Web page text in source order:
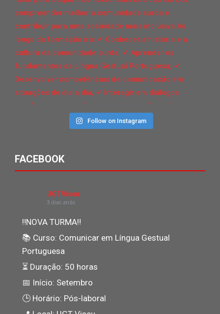
Follow on Instagram
FACEBOOK
UGTViseu
3 dias atrás
‼NOVA TURMA‼
📚 Curso: Comunicar em Língua Gestual
Portuguesa
⏳ Duração: 50 horas
📅 Início: Setembro
🕒 Horário: Pós-laboral